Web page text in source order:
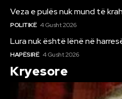
Veza e pulës nuk mund të
POLITIKË 4 Gusht 2026
Lura nuk është lënë në
HAPËSIRË 4 Gusht 2026
Kryesore